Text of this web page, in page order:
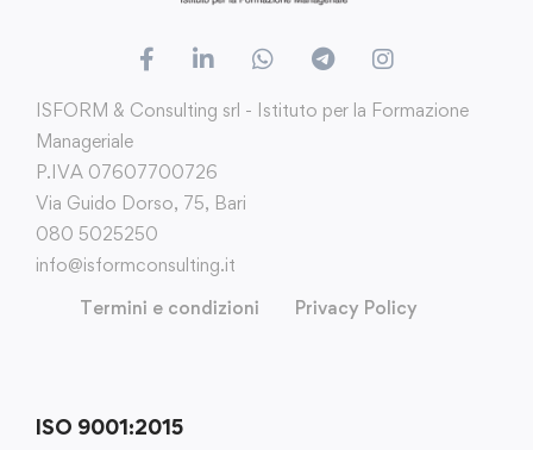
ISFORM & Consulting srl - Istituto per la Formazione
Manageriale
P.IVA 07607700726
Via Guido Dorso, 75, Bari
080 5025250
info@isformconsulting.it
Termini e condizioni
Privacy Policy
ISO 9001:2015